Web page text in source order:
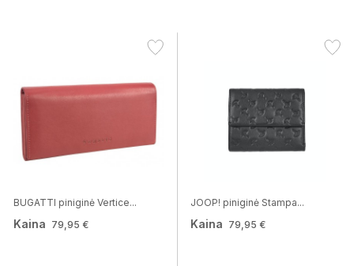
BUGATTI piniginė Vertice...
Kaina 79,95 €
JOOP! piniginė Stampa...
Kaina 79,95 €